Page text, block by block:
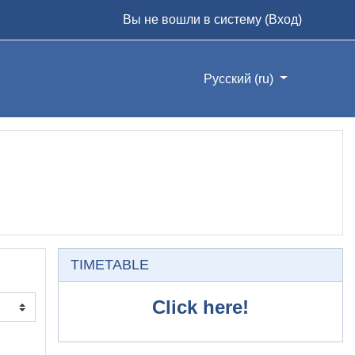
Вы не вошли в систему (Вход)
Русский ‎(ru)‎
TIMETABLE
Click here!